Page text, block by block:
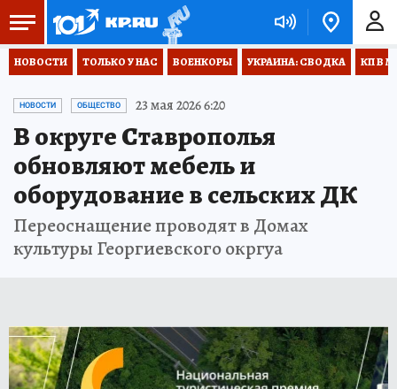
НОВОСТИ ТОЛЬКО У НАС ВОЕНКОРЫ УКРАИНА: СВОДКА КП В
НОВОСТИ ОБЩЕСТВО 23 мая 2026 6:20
В округе Ставрополья
обновляют мебель и
оборудование в сельских ДК
Переоснащение проводят в Домах
культуры Георгиевского окргуа